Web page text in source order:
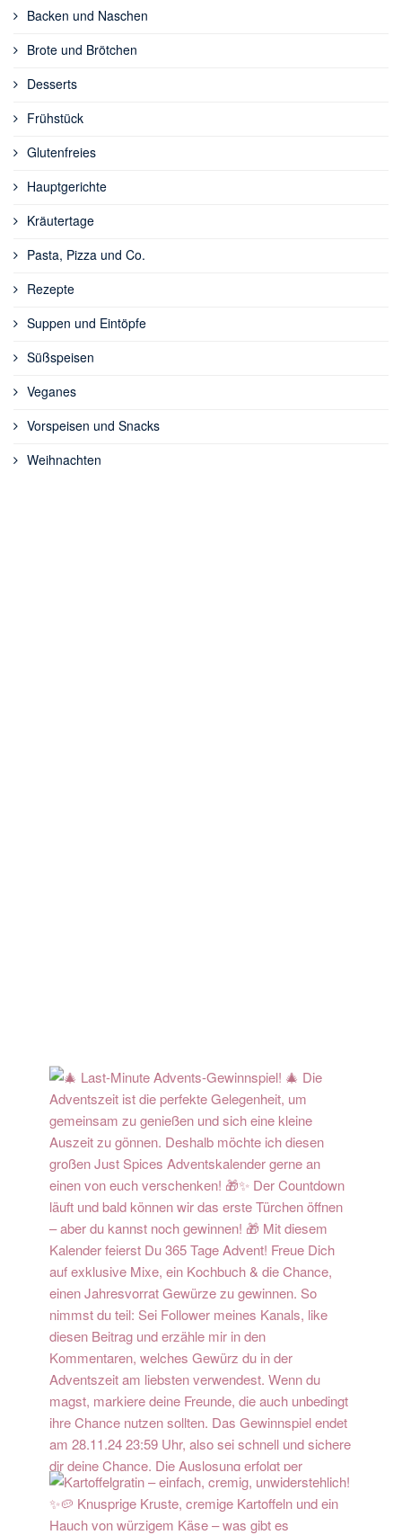
Backen und Naschen
Brote und Brötchen
Desserts
Frühstück
Glutenfreies
Hauptgerichte
Kräutertage
Pasta, Pizza und Co.
Rezepte
Suppen und Eintöpfe
Süßspeisen
Veganes
Vorspeisen und Snacks
Weihnachten